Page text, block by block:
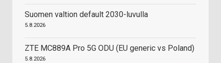
Suomen valtion default 2030-luvulla
5.8.2026
ZTE MC889A Pro 5G ODU (EU generic vs Poland)
5.8.2026